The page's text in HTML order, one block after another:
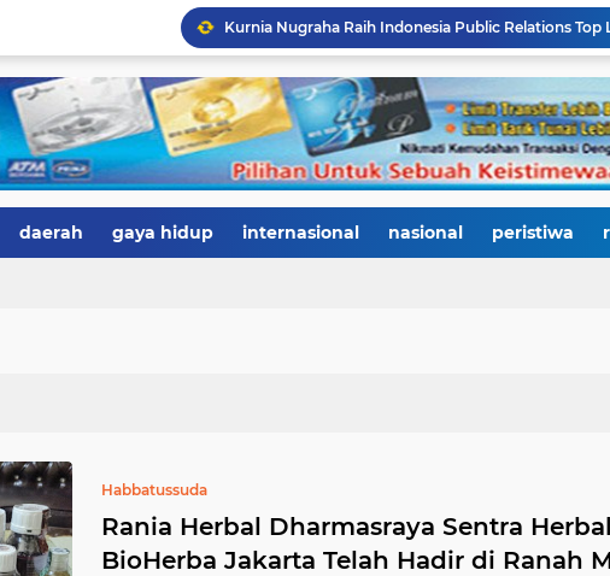
daerah gaya hidup internasional nasional peristiwa
Habbatussuda
Rania Herbal Dharmasraya Sentra
BioHerba Jakarta Telah Hadir di Ranah